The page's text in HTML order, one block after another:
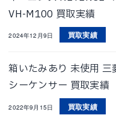
VH-M100 買取実績
2024年12月9日 買取実績
箱いたみあり 未使用
シーケンサー 買取実績
2022年9月15日 買取実績